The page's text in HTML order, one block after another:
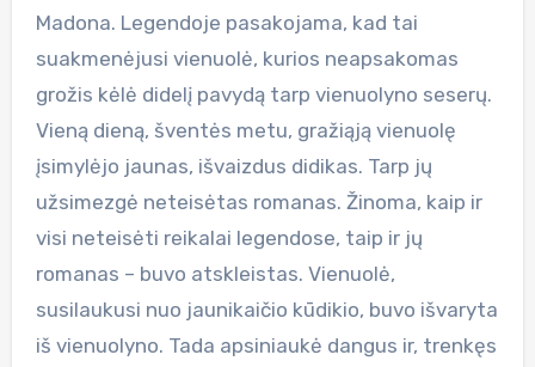
Madona. Legendoje pasakojama, kad tai
suakmenėjusi vienuolė, kurios neapsakomas
grožis kėlė didelį pavydą tarp vienuolyno seserų.
Vieną dieną, šventės metu, gražiąją vienuolę
įsimylėjo jaunas, išvaizdus didikas. Tarp jų
užsimezgė neteisėtas romanas. Žinoma, kaip ir
visi neteisėti reikalai legendose, taip ir jų
romanas – buvo atskleistas. Vienuolė,
susilaukusi nuo jaunikaičio kūdikio, buvo išvaryta
iš vienuolyno. Tada apsiniaukė dangus ir, trenkęs